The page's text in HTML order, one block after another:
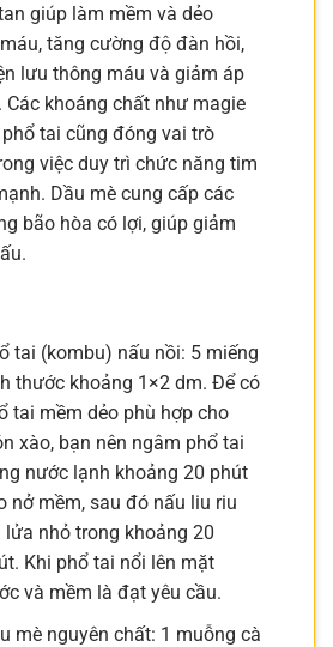
giúp làm mềm và dẻo
tăng cường độ đàn hồi,
lưu thông máu và giảm áp
Các khoáng chất như magie
tai cũng đóng vai trò
việc duy trì chức năng tim
Dầu mè cung cấp các
bão hòa có lợi, giúp giảm
tai (kombu) nấu nồi: 5 miếng
thước khoảng 1×2 dm. Để có
tai mềm dẻo phù hợp cho
xào, bạn nên ngâm phổ tai
nước lạnh khoảng 20 phút
nở mềm, sau đó nấu liu riu
lửa nhỏ trong khoảng 20
Khi phổ tai nổi lên mặt
và mềm là đạt yêu cầu.
mè nguyên chất: 1 muỗng cà